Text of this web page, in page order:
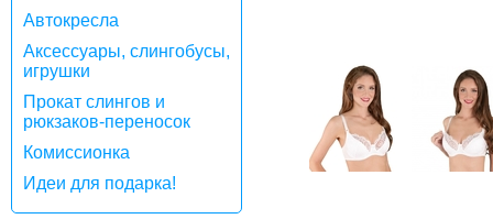
Автокресла
Аксессуары, слингобусы,
игрушки
Прокат слингов и
рюкзаков-переносок
Комиссионка
Идеи для подарка!